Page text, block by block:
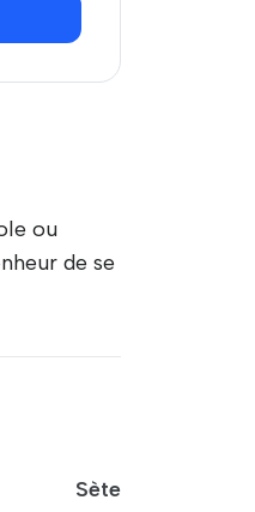
ou
de se
Sète